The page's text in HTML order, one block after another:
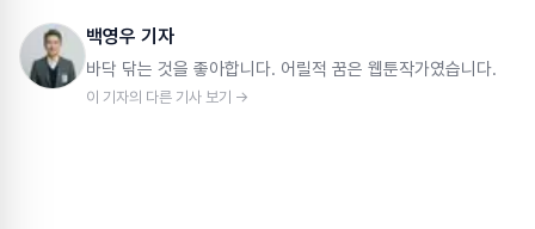
백영우 기자
바닥 닦는 것을 좋아합니다. 어릴적 꿈은 웹툰작가였습니다.
이 기자의 다른 기사 보기 →